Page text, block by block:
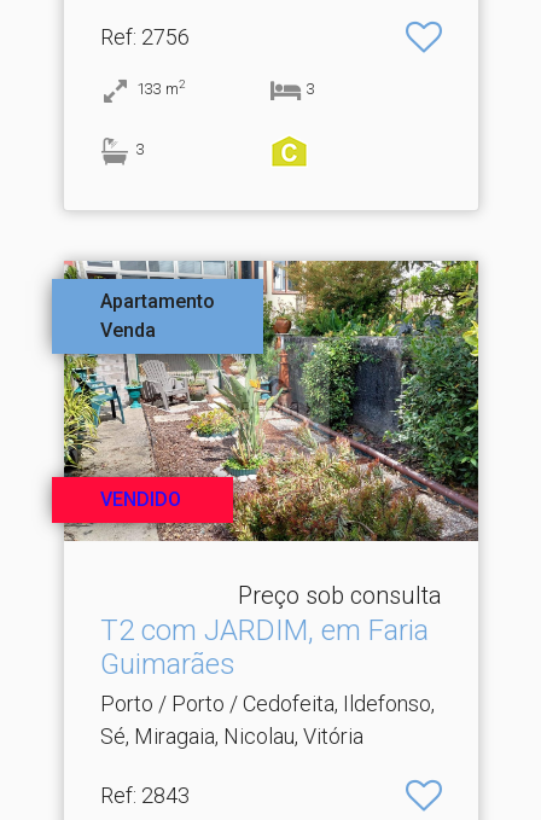
Ref: 2756
133 m2 3
3
Apartamento
Venda
VENDIDO
Preço sob consulta
T2 com JARDIM, em Faria
Guimarães
Porto / Porto / Cedofeita, Ildefonso,
Sé, Miragaia, Nicolau, Vitória
Ref: 2843